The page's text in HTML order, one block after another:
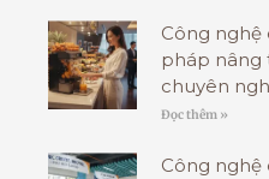
Công nghệ
pháp nâng
chuyên
Đọc thêm »
Công nghệ